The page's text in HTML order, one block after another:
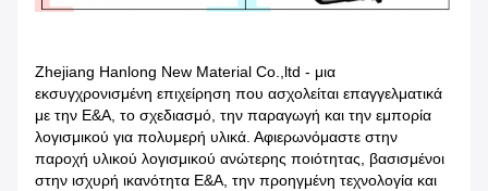
Zhejiang Hanlong New Material Co.,ltd - μια
εκσυγχρονισμένη επιχείρηση που ασχολείται επαγγελματικά
με την Ε&Α, το σχεδιασμό, την παραγωγή και την εμπορία
λογισμικού για πολυμερή υλικά. Αφιερωνόμαστε στην
παροχή υλικού λογισμικού ανώτερης ποιότητας, βασισμένοι
στην ισχυρή ικανότητα Ε&Α, την προηγμένη τεχνολογία και